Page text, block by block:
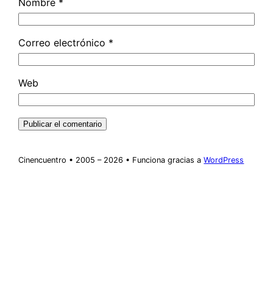
Correo electrónico *
Web
Cinencuentro • 2005 – 2026 • Funciona gracias aWordPress